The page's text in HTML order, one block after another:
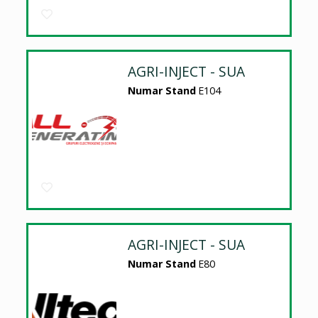
AGRI-INJECT - SUA
Numar Stand E104
AGRI-INJECT - SUA
Numar Stand E80